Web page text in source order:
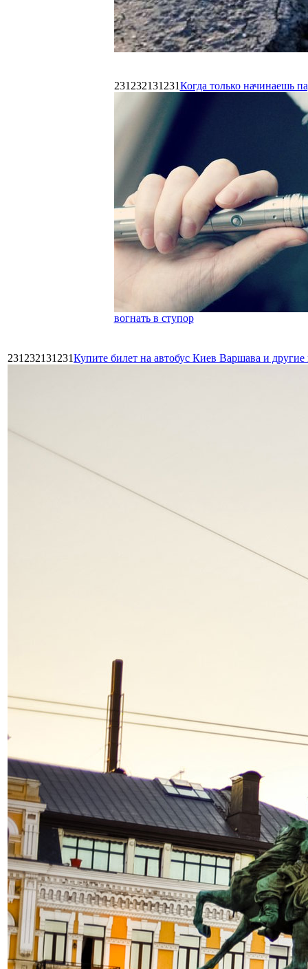
231232131231Когда только начинаешь
вогнать в ступор
231232131231Купите билет на автобус Киев Варшава и